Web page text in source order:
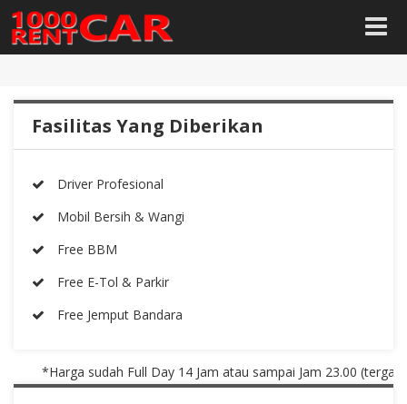
Fasilitas Yang Diberikan
Driver Profesional
Mobil Bersih & Wangi
Free BBM
Free E-Tol & Parkir
Free Jemput Bandara
*Harga sudah Full Day 14 Jam atau sampai Jam 23.00